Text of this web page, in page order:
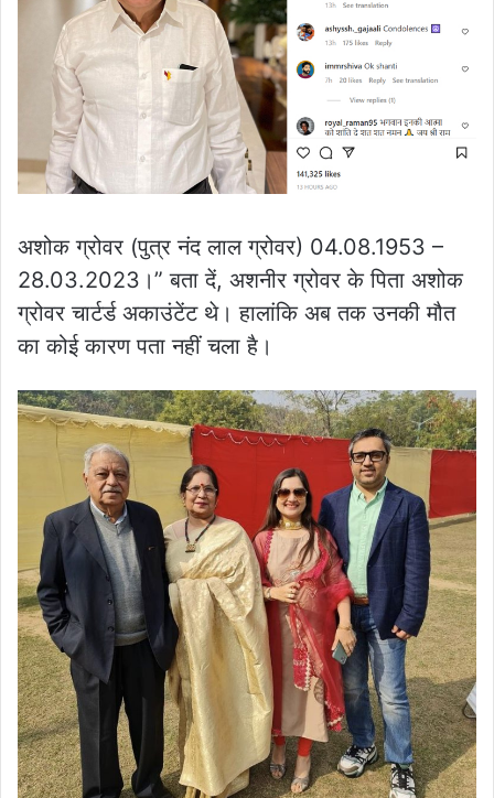
अशोक ग्रोवर (पुत्र नंद लाल ग्रोवर) 04.08.1953 –
28.03.2023।” बता दें, अशनीर ग्रोवर के पिता अशोक
ग्रोवर चार्टर्ड अकाउंटेंट थे। हालांकि अब तक उनकी मौत
का कोई कारण पता नहीं चला है।